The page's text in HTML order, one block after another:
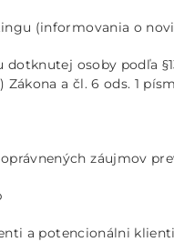
(informovania o
osoby podľa
a čl. 6 ods. 1
záujmov
a potencionálni klienti